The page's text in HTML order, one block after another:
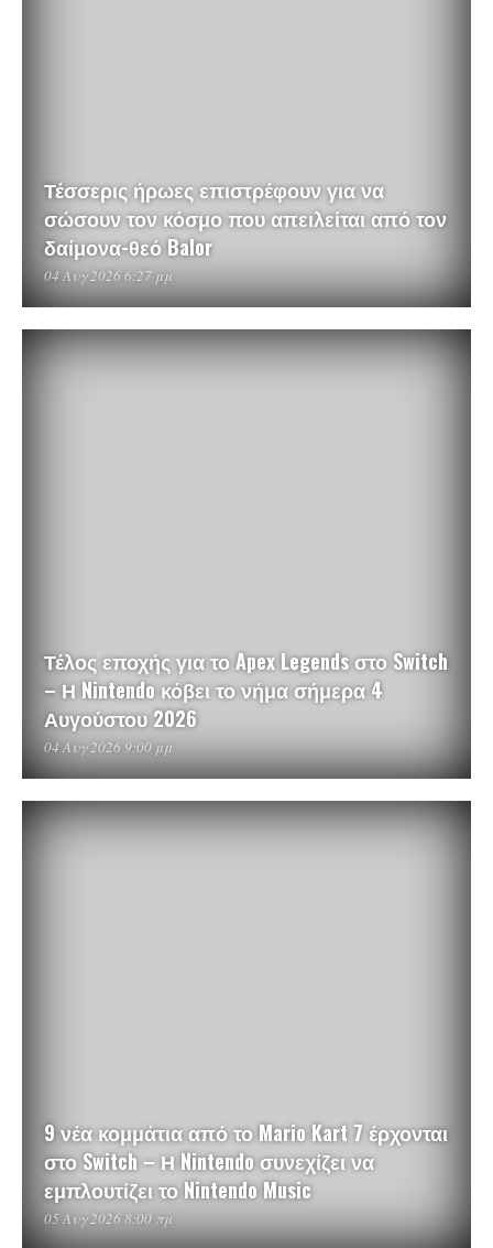
Τέσσερις ήρωες επιστρέφουν για να
σώσουν τον κόσμο που απειλείται από τον
δαίμονα-θεό Balor
04 Αυγ 2026 6:27 μμ
Τέλος εποχής για το Apex Legends στο Switch
– Η Nintendo κόβει το νήμα σήμερα 4
Αυγούστου 2026
04 Αυγ 2026 9:00 μμ
9 νέα κομμάτια από το Mario Kart 7 έρχονται
στο Switch – Η Nintendo συνεχίζει να
εμπλουτίζει το Nintendo Music
05 Αυγ 2026 8:00 πμ